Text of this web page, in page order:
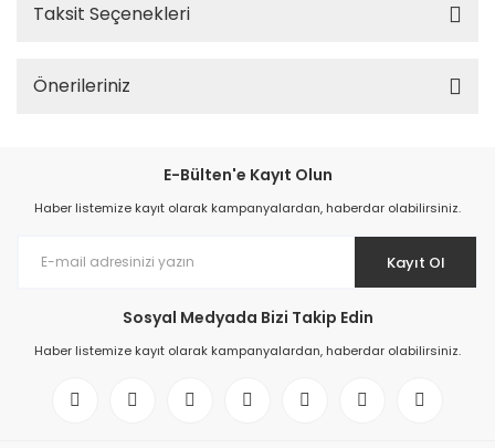
Taksit Seçenekleri
Önerileriniz
E-Bülten'e Kayıt Olun
Haber listemize kayıt olarak kampanyalardan, haberdar olabilirsiniz.
Kayıt Ol
Sosyal Medyada Bizi Takip Edin
Haber listemize kayıt olarak kampanyalardan, haberdar olabilirsiniz.